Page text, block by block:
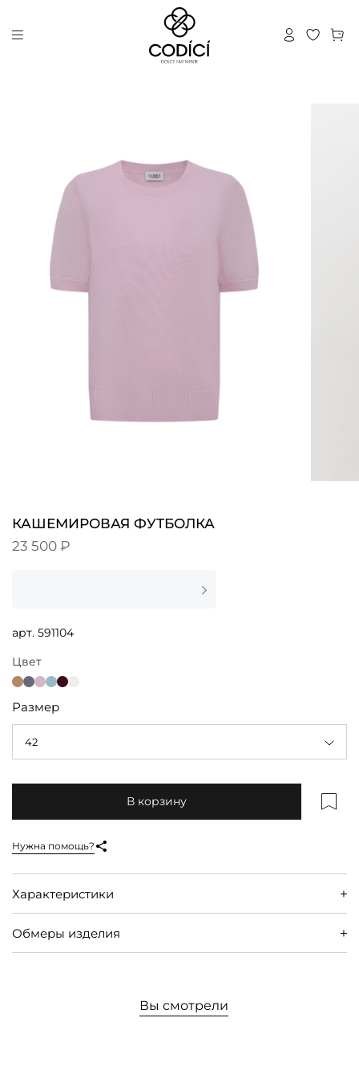
КАШЕМИРОВАЯ ФУТБОЛКА
Цвет
Размер
42
23 500 ₽
арт. 591104
В корзину
Нужна помощь?
Характеристики
Обмеры изделия
Вы смотрели